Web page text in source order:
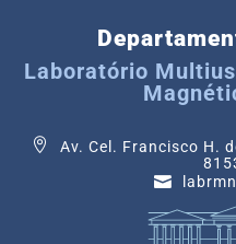
Laboratório
Av. Cel. Francisco H.